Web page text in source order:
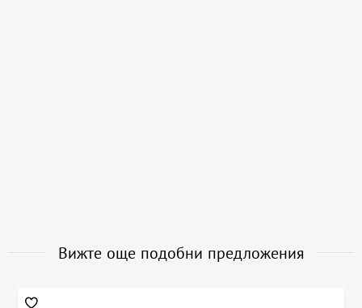
Вижте още подобни предложения